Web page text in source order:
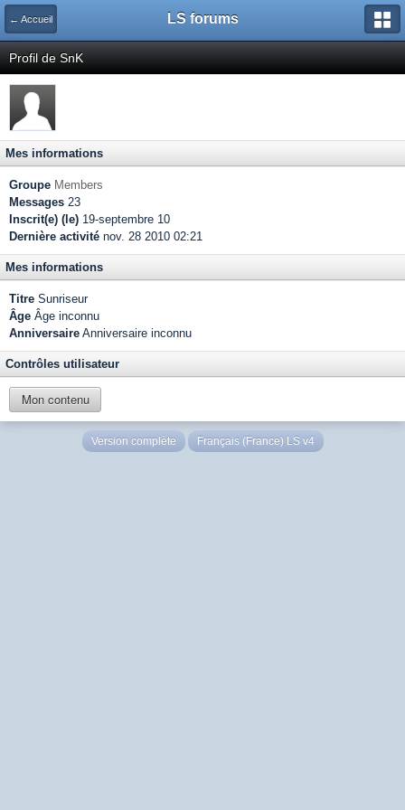
← Accueil LS forums
Profil de SnK
Mes informations
Groupe Members
Messages 23
Inscrit(e) (le) 19-septembre 10
Dernière activité nov. 28 2010 02:21
Mes informations
Titre Sunriseur
Âge Âge inconnu
Anniversaire Anniversaire inconnu
Contrôles utilisateur
Mon contenu
Version complète Français (France) LS v4